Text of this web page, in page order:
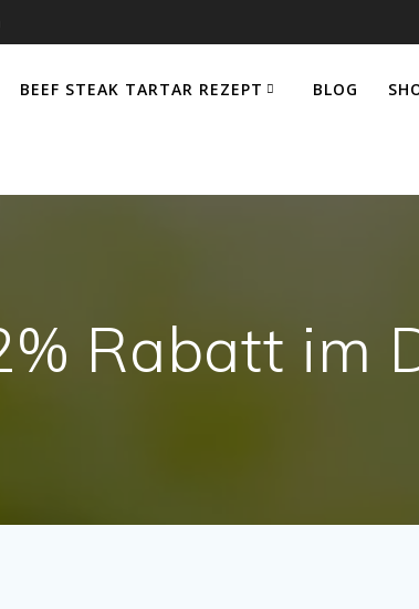
BEEF STEAK TARTAR REZEPT BLOG
Rabatt im